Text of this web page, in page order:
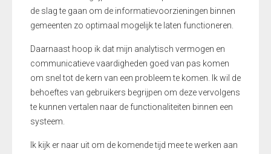
de slag te gaan om de informatievoorzieningen binnen
gemeenten zo optimaal mogelijk te laten functioneren.
Daarnaast hoop ik dat mijn analytisch vermogen en
communicatieve vaardigheden goed van pas komen
om snel tot de kern van een probleem te komen. Ik wil de
behoeftes van gebruikers begrijpen om deze vervolgens
te kunnen vertalen naar de functionaliteiten binnen een
systeem.
Ik kijk er naar uit om de komende tijd mee te werken aan